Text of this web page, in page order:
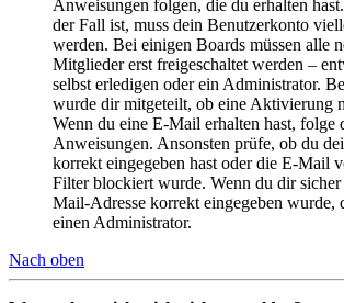
Anweisungen folgen, die du erhalten
der Fall ist, muss dein Benutzerkonto
werden. Bei einigen Boards müssen alle
Mitglieder erst freigeschaltet werden –
selbst erledigen oder ein Administrator.
wurde dir mitgeteilt, ob eine Aktivierung
Wenn du eine E-Mail erhalten hast, folge
Anweisungen. Ansonsten prüfe, ob du
korrekt eingegeben hast oder die E-Mail
Filter blockiert wurde. Wenn du dir sicher
Mail-Adresse korrekt eingegeben wurde,
einen Administrator.
Nach oben